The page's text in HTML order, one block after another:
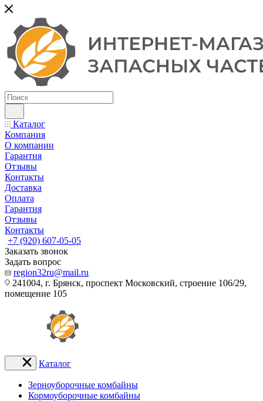
Каталог
Компания
О компании
Гарантия
Отзывы
Контакты
Доставка
Оплата
Гарантия
Отзывы
Контакты
+7 (920) 607-05-05
Заказать звонок
Задать вопрос
region32ru@mail.ru
241004, г. Брянск, проспект Московский, строение 106/29,
помещение 105
Каталог
Зерноуборочные комбайны
Кормоуборочные комбайны